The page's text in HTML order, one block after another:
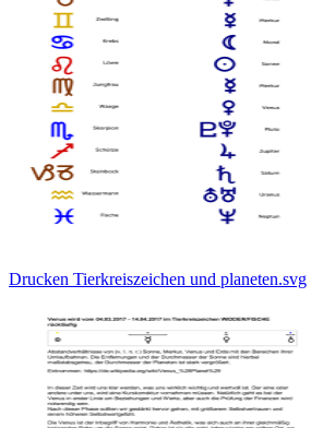
Drucken Tierkreiszeichen und planeten.svg